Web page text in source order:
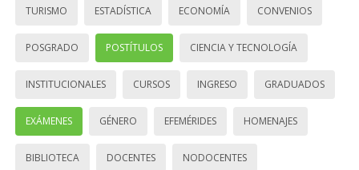
TURISMO ESTADÍSTICA ECONOMÍA CONVENIOS
POSGRADO POSTÍTULOS CIENCIA Y TECNOLOGÍA
INSTITUCIONALES CURSOS INGRESO GRADUADOS
EXÁMENES GÉNERO EFEMÉRIDES HOMENAJES
BIBLIOTECA DOCENTES NODOCENTES